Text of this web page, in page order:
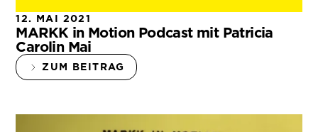
12. MAI 2021
MARKK in Motion Podcast mit Patricia
Carolin Mai
ZUM BEITRAG